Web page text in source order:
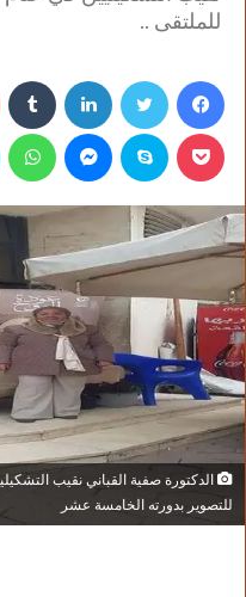
للملتقى ..
الدكتورة صفية القباني نقيب
للتصوير بدورته الخامسة عشر